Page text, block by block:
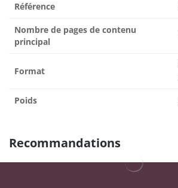
Référence
Nombre de pages de contenu
principal
Format
Poids
Recommandations